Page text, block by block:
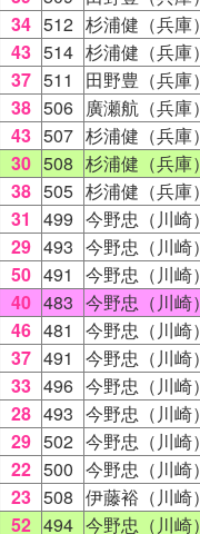
34 512 杉浦健（兵庫）
43 514 杉浦健（兵庫）
37 511 田野豊（兵庫）
38 506 廣瀬航（兵庫）
43 507 杉浦健（兵庫）
30 508 杉浦健（兵庫）
38 505 杉浦健（兵庫）
31 499 今野忠（川崎）
29 493 今野忠（川崎）
50 491 今野忠（川崎）
40 483 今野忠（川崎）
46 481 今野忠（川崎）
37 491 今野忠（川崎）
33 496 今野忠（川崎）
28 493 今野忠（川崎）
29 502 今野忠（川崎）
22 500 今野忠（川崎）
23 508 伊藤裕（川崎）
52 494 今野忠（川崎）